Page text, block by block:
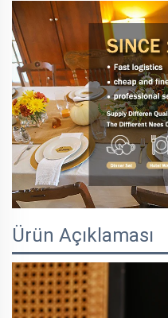
Ürün Açıklaması